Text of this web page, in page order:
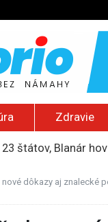
Zdravie
štátov, Blanár
kňazmi
dôkazy aj znalecké